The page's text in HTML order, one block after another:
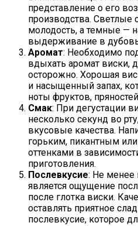
представление о его
производства. Светлые
молодость, а темные —
выдерживание в
Аромат: Необходимо
вдыхать аромат виски,
осторожно. Хорошая
и насыщенный запах,
ноты фруктов,
Смак: При дегустации
несколько секунд во
вкусовые качества.
горьким, пикантным
оттенками в
приготовления.
Послевкусие: Не
является ощущение
после глотка виски.
оставлять приятное
послевкусие, которое